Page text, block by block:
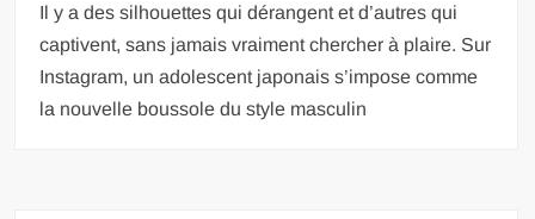
Il y a des silhouettes qui dérangent et d’autres qui
captivent, sans jamais vraiment chercher à plaire. Sur
Instagram, un adolescent japonais s’impose comme
la nouvelle boussole du style masculin